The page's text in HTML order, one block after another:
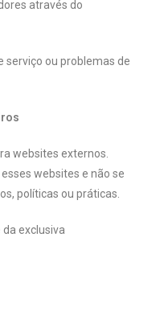
através do
serviço ou problemas de
websites externos.
websites e não se
políticas ou práticas.
exclusiva